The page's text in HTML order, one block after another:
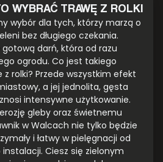
WYBRAĆ TRAWĘ Z ROLKI
wybór dla tych, którzy marzą o
bez długiego czekania.
gotową darń, która od razu
ogrodu. Co jest takiego
rolki? Przede wszystkim efekt
a jej jednolita, gęsta
intensywne użytkowanie.
gleby oraz świetnemu
w Walcach nie tylko będzie
i łatwy w pielęgnacji od
Ciesz się zielonym